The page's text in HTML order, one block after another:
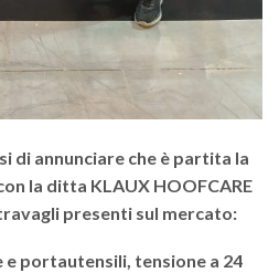
di annunciare che è partita la
la ditta KLAUX HOOFCARE
presenti sul mercato:
portautensili, tensione a 24